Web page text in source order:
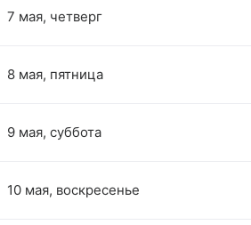
7 мая, четверг
8 мая, пятница
9 мая, суббота
10 мая, воскресенье